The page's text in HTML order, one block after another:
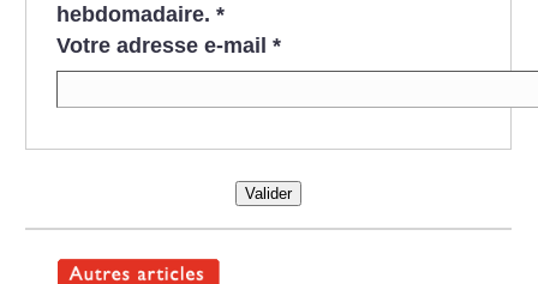
hebdomadaire. *
Votre adresse e-mail *
Valider